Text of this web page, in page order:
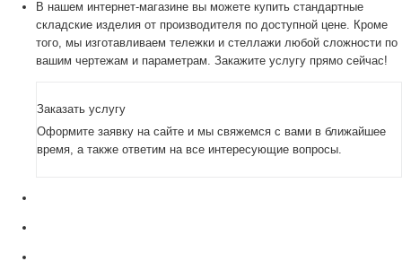
В нашем интернет-магазине вы можете купить стандартные
складские изделия от производителя по доступной цене. Кроме
того, мы изготавливаем тележки и стеллажи любой сложности по
вашим чертежам и параметрам. Закажите услугу прямо сейчас!
Заказать услугу
Оформите заявку на сайте и мы свяжемся с вами в ближайшее
время, а также ответим на все интересующие вопросы.